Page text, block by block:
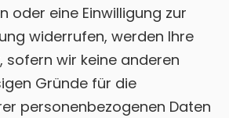
oder eine Einwilligung zur
widerrufen, werden Ihre
sofern wir keine anderen
Gründe für die
personenbezogenen Daten